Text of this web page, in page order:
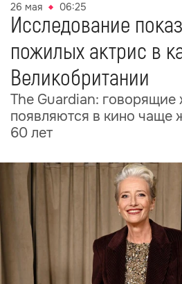
26 мая 06:25
Исследование
пожилых актрис в
Великобритании
The Guardian: говорящие
появляются в кино чаще
60 лет